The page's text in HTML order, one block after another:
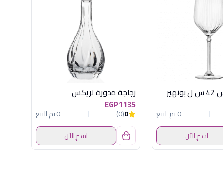
0 تم البيع
اشترِ الآن
زجاجة مدورة تريكس
EGP1135
0
(0)
0 تم البيع
اشترِ الآن